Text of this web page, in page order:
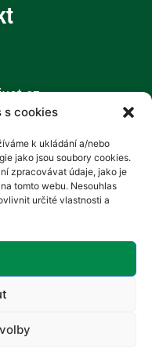
s cookies
k ukládání a/nebo
jako jsou soubory cookies.
zpracovávat údaje, jako je
tomto webu. Nesouhlas
určité vlastnosti a
CSc.
Vachová
Potměšilová